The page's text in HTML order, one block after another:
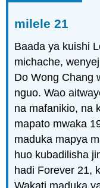
milele 21
Baada ya kuishi
michache,
Do Wong Chang
nguo. Wao
na mafanikio, na
mapato mwaka
maduka mapya
huo kubadilisha
hadi Forever 21,